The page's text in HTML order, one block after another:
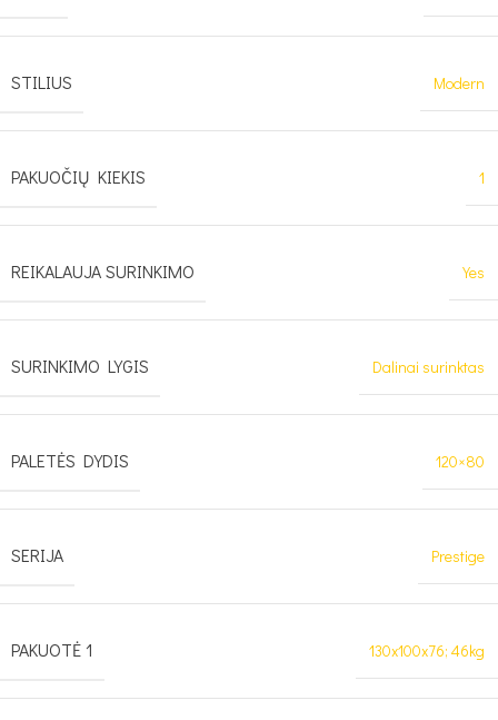
STILIUS Modern
PAKUOČIŲ KIEKIS 1
REIKALAUJA SURINKIMO Yes
SURINKIMO LYGIS Dalinai surinktas
PALETĖS DYDIS 120×80
SERIJA Prestige
PAKUOTĖ 1 130x100x76; 46kg